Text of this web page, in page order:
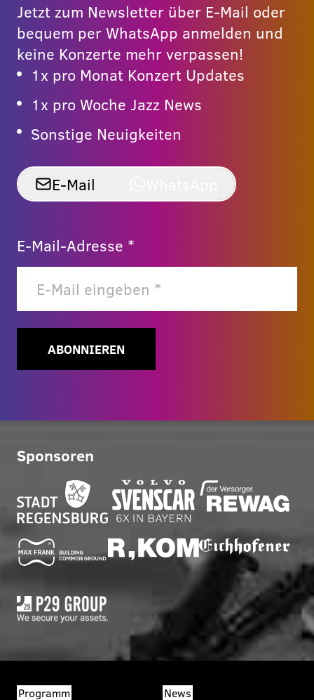
Jetzt zum Newsletter über E-Mail oder
bequem per WhatsApp anmelden und
keine Konzerte mehr verpassen!
1x pro Monat Konzert Updates
1x pro Woche Jazz News
Sonstige Neuigkeiten
E-Mail
E-Mail-Adresse *
ABONNIEREN
Sponsoren
Programm News